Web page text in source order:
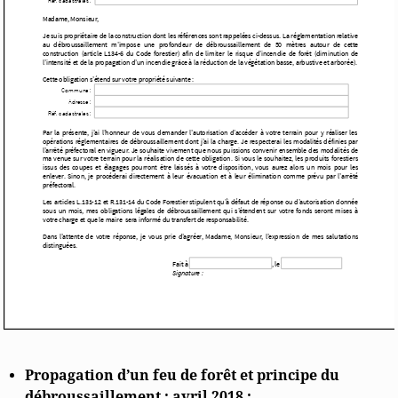
Propagation d’un feu de forêt et principe du
Experience
In order for
our website
to perform
as well as
possible
during your
visit. If you
refuse these
cookies,
website.